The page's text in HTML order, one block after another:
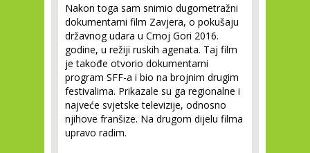
Nakon toga sam snimio dugometražni
dokumentarni film Zavjera, o pokušaju
državnog udara u Crnoj Gori 2016.
godine, u režiji ruskih agenata. Taj film
je takođe otvorio dokumentarni
program SFF-a i bio na brojnim drugim
festivalima. Prikazale su ga regionalne i
najveće svjetske televizije, odnosno
njihove franšize. Na drugom dijelu filma
upravo radim.